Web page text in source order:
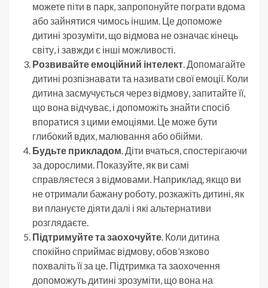
можете піти в парк, запропонуйте пограти вдома
або зайнятися чимось іншим. Це допоможе
дитині зрозуміти, що відмова не означає кінець
світу, і завжди є інші можливості.
Розвивайте емоційний інтелект. Допомагайте
дитині розпізнавати та називати свої емоції. Коли
дитина засмучується через відмову, запитайте її,
що вона відчуває, і допоможіть знайти спосіб
впоратися з цими емоціями. Це може бути
глибокий вдих, малювання або обійми.
Будьте прикладом. Діти вчаться, спостерігаючи
за дорослими. Показуйте, як ви самі
справляєтеся з відмовами. Наприклад, якщо ви
не отримали бажану роботу, розкажіть дитині, як
ви плануєте діяти далі і які альтернативи
розглядаєте.
Підтримуйте та заохочуйте. Коли дитина
спокійно сприймає відмову, обов’язково
похваліть її за це. Підтримка та заохочення
допоможуть дитині зрозуміти, що вона на